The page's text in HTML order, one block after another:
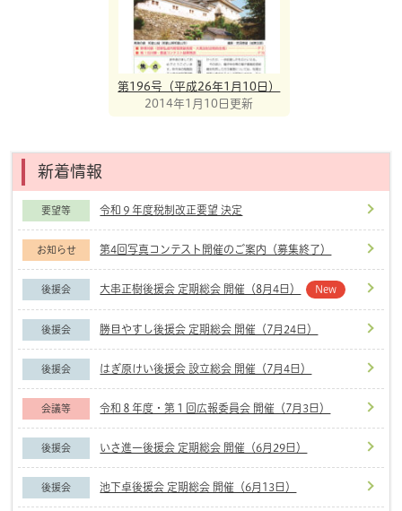
第196号（平成26年1月10日）
2014年1月10日更新
新着情報
要望等 令和９年度税制改正要望 決定
お知らせ 第4回写真コンテスト開催のご案内（募集終了）
後援会 大串正樹後援会 定期総会 開催（8月4日） New
後援会 勝目やすし後援会 定期総会 開催（7月24日）
後援会 はぎ原けい後援会 設立総会 開催（7月4日）
会議等 令和８年度・第１回広報委員会 開催（7月3日）
後援会 いさ進一後援会 定期総会 開催（6月29日）
後援会 池下卓後援会 定期総会 開催（6月13日）